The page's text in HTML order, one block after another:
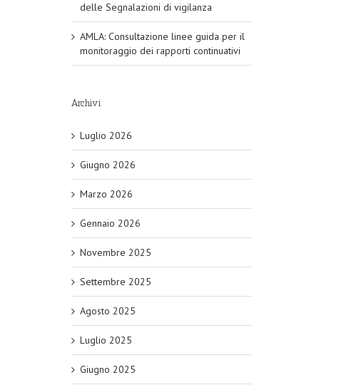
delle Segnalazioni di vigilanza
AMLA: Consultazione linee guida per il
monitoraggio dei rapporti continuativi
Archivi
Luglio 2026
Giugno 2026
Marzo 2026
Gennaio 2026
Novembre 2025
Settembre 2025
Agosto 2025
Luglio 2025
Giugno 2025